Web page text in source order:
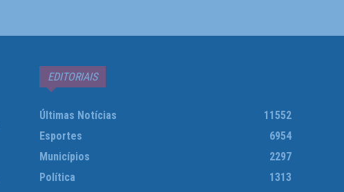
EDITORIAIS
Últimas Notícias
11552
Esportes
6954
Municípios
2297
Política
1313